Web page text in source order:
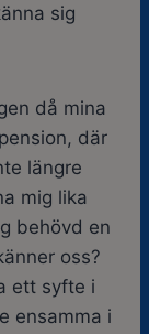
sig
då mina
där
längre
mig lika
behövd en
oss?
ett syfte i
ensamma i